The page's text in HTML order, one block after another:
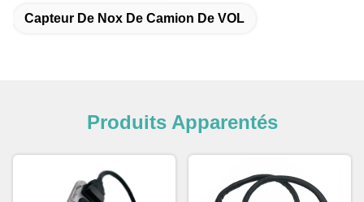
Capteur De Nox De Camion De VOL
Produits Apparentés